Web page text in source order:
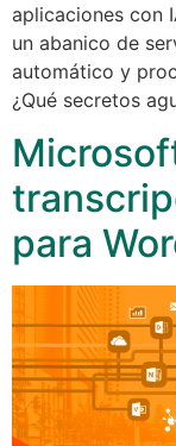
aplicaciones con
un abanico de
automático y
¿Qué secretos
para